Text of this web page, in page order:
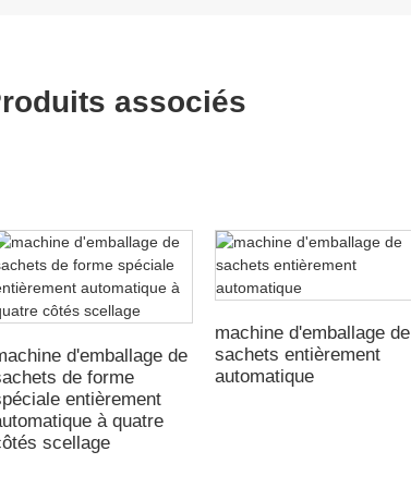
associés
d'emballage de
de forme
entièrement
à quatre
scellage
machine d'emballage de
sachets entièrement
automatique